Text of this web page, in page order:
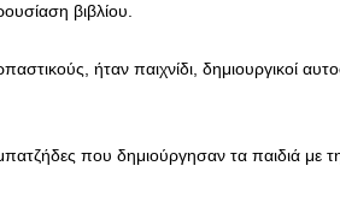
βιβλίου.
ήταν παιχνίδι, δημιουργικοί
που δημιούργησαν τα παιδιά με